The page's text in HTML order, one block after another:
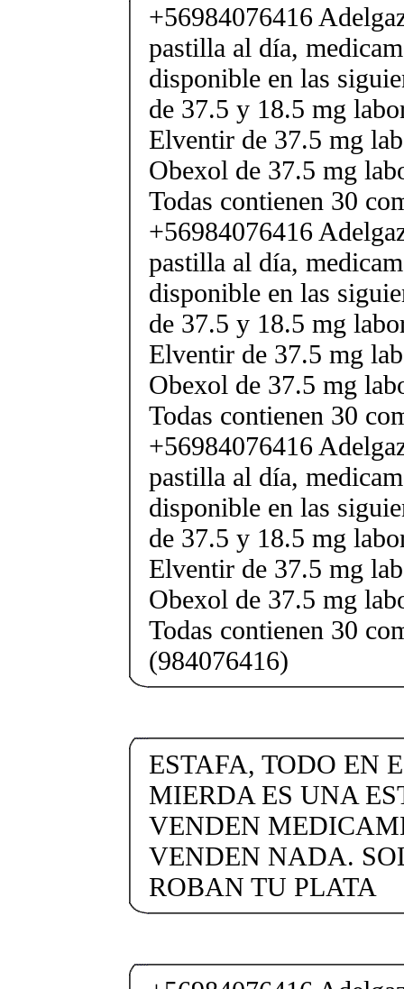
+56984076416
pastilla al día,
disponible en las
de 37.5 y 18.5 mg
Elventir de 37.5 mg
Obexol de 37.5 mg
Todas contienen 30
+56984076416
pastilla al día,
disponible en las
de 37.5 y 18.5 mg
Elventir de 37.5 mg
Obexol de 37.5 mg
Todas contienen 30
+56984076416
pastilla al día,
disponible en las
de 37.5 y 18.5 mg
Elventir de 37.5 mg
Obexol de 37.5 mg
Todas contienen 30
(984076416)
ESTAFA, TODO EN
MIERDA ES UNA
VENDEN
VENDEN NADA.
ROBAN TU PLATA